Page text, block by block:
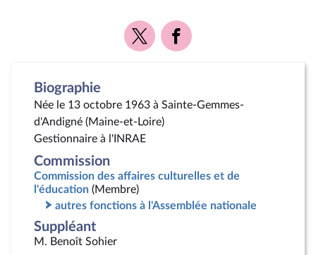
Voir
la
Voir
la
Biographie
Née le 13 octobre 1963 à Sainte-Gemmes-
d'Andigné (Maine-et-Loire)
Gestionnaire à l'INRAE
Commission
Commission des affaires culturelles et de
l'éducation (Membre)
autres fonctions à l'Assemblée nationale
Suppléant
M. Benoît Sohier